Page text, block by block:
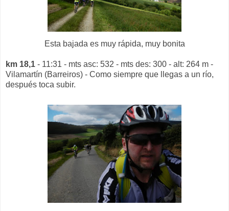
Esta bajada es muy rápida, muy bonita
km 18,1 - 11:31 - mts asc: 532 - mts des: 300 - alt: 264 m -
Vilamartín (Barreiros) - Como siempre que llegas a un río,
después toca subir.